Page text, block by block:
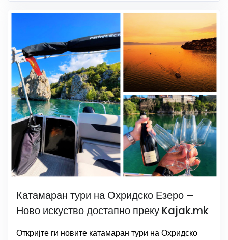
Катамаран тури на Охридско Езеро –
Ново искуство достапно преку Kajak.mk
Откријте ги новите катамаран тури на Охридско